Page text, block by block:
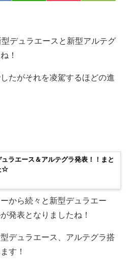
デュラエースと新型アルテグ
！
たがそれを凌駕するほどの進
ラエース＆アルテグラ発表！！まと
☆
から続々と新型デュラエー
発表となりましたね！
デュラエース、アルテグラ搭
す！